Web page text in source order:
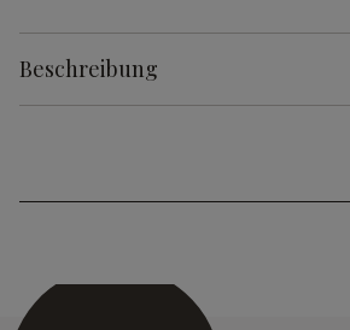
Beschreibung